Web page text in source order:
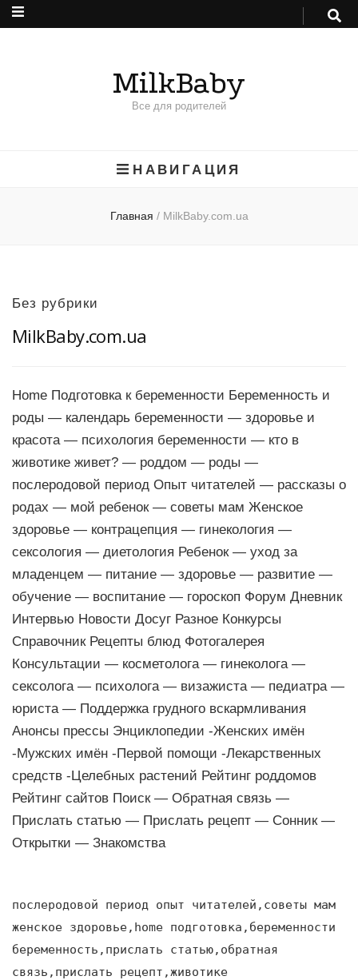
MilkBaby
Все для родителей
НАВИГАЦИЯ
Главная / MilkBaby.com.ua
Без рубрики
MilkBaby.com.ua
Home Подготовка к беременности Беременность и
роды — календарь беременности — здоровье и
красота — психология беременности — кто в
животике живет? — роддом — роды —
послеродовой период Опыт читателей — рассказы о
родах — мой ребенок — советы мам Женское
здоровье — контрацепция — гинекология —
сексология — диетология Ребенок — уход за
младенцем — питание — здоровье — развитие —
обучение — воспитание — гороскоп Форум Дневник
Интервью Новости Досуг Разное Конкурсы
Справочник Рецепты блюд Фотогалерея
Консультации — косметолога — гинеколога —
сексолога — психолога — визажиста — педиатра —
юриста — Поддержка грудного вскармливания
Анонсы прессы Энциклопедии -Женских имён
-Мужских имён -Первой помощи -Лекарственных
средств -Целебных растений Рейтинг роддомов
Рейтинг сайтов Поиск — Обратная связь —
Прислать статью — Прислать рецепт — Сонник —
Открытки — Знакомства
послеродовой период опыт читателей,советы мам
женское здоровье,home подготовка,беременности
беременность,прислать статью,обратная
связь,прислать рецепт,животике